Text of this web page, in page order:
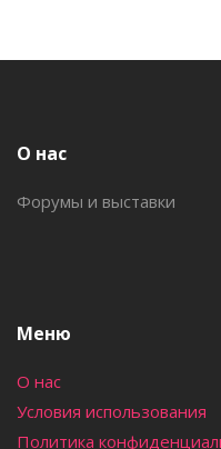
О нас
Форумы и выставки
Меню
О нас
Условия использования
Политика